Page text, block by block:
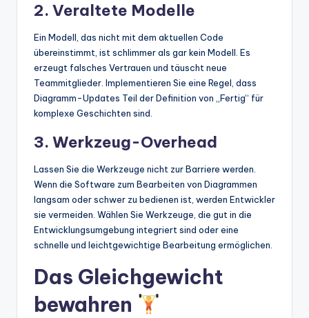
2. Veraltete Modelle
Ein Modell, das nicht mit dem aktuellen Code
übereinstimmt, ist schlimmer als gar kein Modell. Es
erzeugt falsches Vertrauen und täuscht neue
Teammitglieder. Implementieren Sie eine Regel, dass
Diagramm-Updates Teil der Definition von „Fertig“ für
komplexe Geschichten sind.
3. Werkzeug-Overhead
Lassen Sie die Werkzeuge nicht zur Barriere werden.
Wenn die Software zum Bearbeiten von Diagrammen
langsam oder schwer zu bedienen ist, werden Entwickler
sie vermeiden. Wählen Sie Werkzeuge, die gut in die
Entwicklungsumgebung integriert sind oder eine
schnelle und leichtgewichtige Bearbeitung ermöglichen.
Das Gleichgewicht
bewahren